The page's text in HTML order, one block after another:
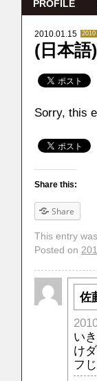
PROFILE
2010.01.15 2010
(日本
Sorry, this
Share this:
Share
This entry
Posted on
佐
い
け
フ